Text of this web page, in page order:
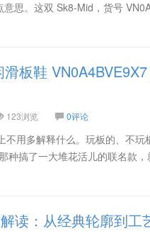
思。这双 Sk8-Mid，货号
板鞋
123浏览 0评论
用多解释什么。玩板的、不
种搞了一大堆花活儿的联名款
读：从经典轮廓到工